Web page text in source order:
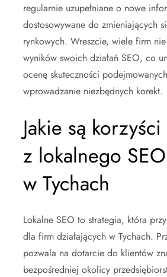
regularnie uzupełniane o nowe
dostosowywane do zmieniających
rynkowych. Wreszcie, wiele firm
wyników swoich działań SEO, co
ocenę skuteczności
wprowadzanie niezbędnych korekt.
Jakie są korzyści
z lokalnego
w Tychach
Lokalne SEO to strategia, która
dla firm działających w Tychach.
pozwala na dotarcie do klientów
bezpośredniej okolicy